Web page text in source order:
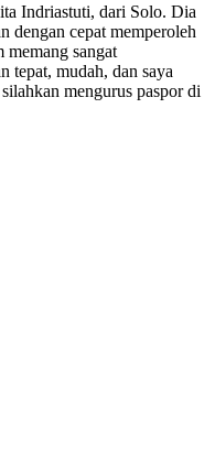
Indriastuti, dari Solo. Dia
dengan cepat memperoleh
memang sangat
tepat, mudah, dan saya
mengurus paspor di